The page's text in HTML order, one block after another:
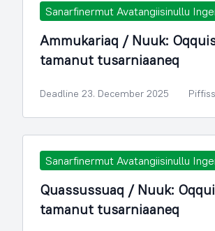
Sanarfinermut Avatangiisinullu
Ammukariaq / Nuuk:
tamanut tusarniaaneq
Deadline 23. December 2025
Sanarfinermut Avatangiisinullu
Quassussuaq / Nuuk:
tamanut tusarniaaneq